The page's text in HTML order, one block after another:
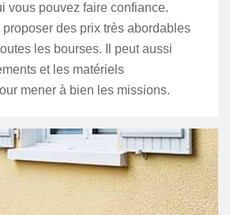
vous pouvez faire confiance.
des prix très abordables
les bourses. Il peut aussi
et les matériels
mener à bien les missions.